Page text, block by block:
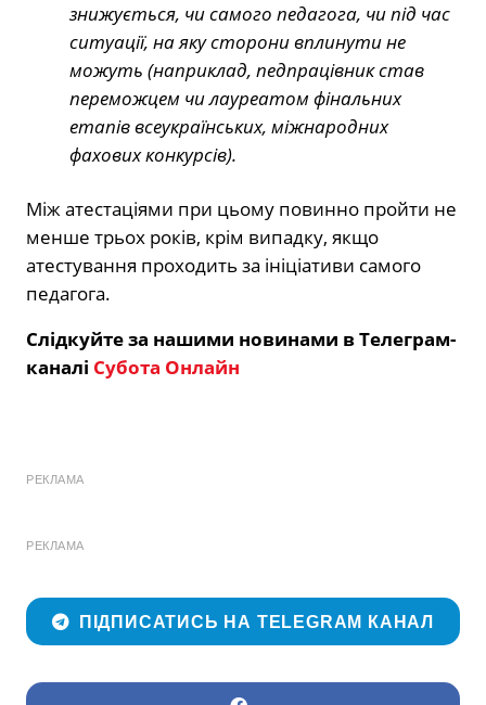
знижується, чи самого педагога, чи під час
ситуації, на яку сторони вплинути не
можуть (наприклад, педпрацівник став
переможцем чи лауреатом фінальних
етапів всеукраїнських, міжнародних
фахових конкурсів).
Між атестаціями при цьому повинно пройти не
менше трьох років, крім випадку, якщо
атестування проходить за ініціативи самого
педагога.
Слідкуйте за нашими новинами в Телеграм-
каналі Субота Онлайн
РЕКЛАМА
РЕКЛАМА
ПІДПИСАТИСЬ НА TELEGRAM КАНАЛ